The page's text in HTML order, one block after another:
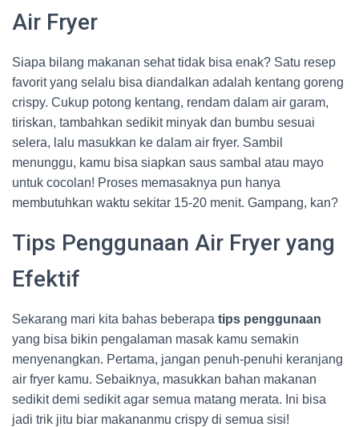
Air Fryer
Siapa bilang makanan sehat tidak bisa enak? Satu resep
favorit yang selalu bisa diandalkan adalah kentang goreng
crispy. Cukup potong kentang, rendam dalam air garam,
tiriskan, tambahkan sedikit minyak dan bumbu sesuai
selera, lalu masukkan ke dalam air fryer. Sambil
menunggu, kamu bisa siapkan saus sambal atau mayo
untuk cocolan! Proses memasaknya pun hanya
membutuhkan waktu sekitar 15-20 menit. Gampang, kan?
Tips Penggunaan Air Fryer yang
Efektif
Sekarang mari kita bahas beberapa tips penggunaan
yang bisa bikin pengalaman masak kamu semakin
menyenangkan. Pertama, jangan penuh-penuhi keranjang
air fryer kamu. Sebaiknya, masukkan bahan makanan
sedikit demi sedikit agar semua matang merata. Ini bisa
jadi trik jitu biar makananmu crispy di semua sisi!